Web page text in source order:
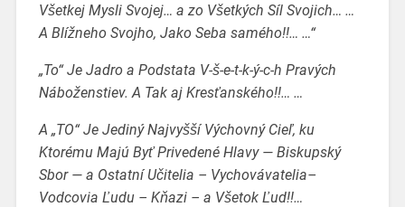
Všetkej Mysli Svojej… a zo Všetkých Síl Svojich… …
A Blížneho Svojho, Jako Seba samého!!… …“
„To“ Je Jadro a Podstata V-š-e-t-k-ý-c-h Pravých
Náboženstiev. A Tak aj Kresťanského!!… …
A „TO“ Je Jediný Najvyšší Výchovný Cieľ, ku
Ktorému Majú Byť Privedené Hlavy — Biskupský
Sbor — a Ostatní Učitelia – Vychovávatelia–
Vodcovia Ľudu – Kňazi – a Všetok Ľud!!…